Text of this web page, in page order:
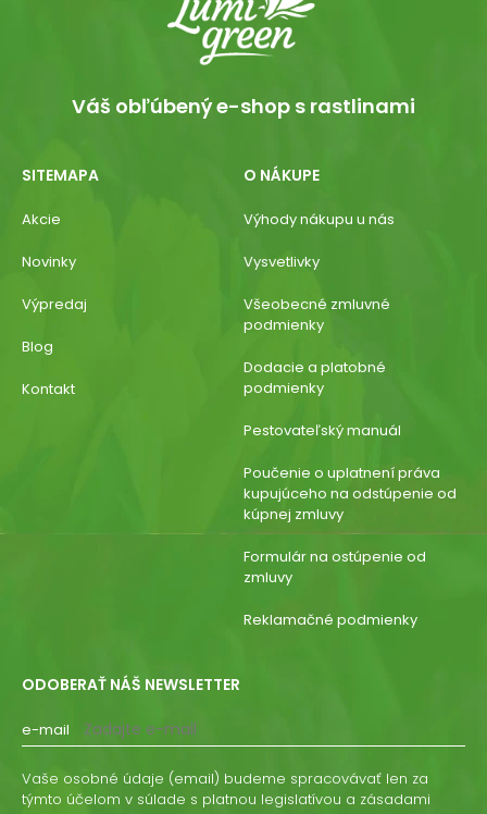
Váš obľúbený e-shop s rastlinami
SITEMAPA
Akcie
Novinky
Výpredaj
Blog
Kontakt
O NÁKUPE
Výhody nákupu u nás
Vysvetlivky
Všeobecné zmluvné
podmienky
Dodacie a platobné
podmienky
Pestovateľský manuál
Poučenie o uplatnení práva
kupujúceho na odstúpenie od
kúpnej zmluvy
Formulár na ostúpenie od
zmluvy
Reklamačné podmienky
ODOBERAŤ NÁŠ NEWSLETTER
e-mail
Vaše osobné údaje (email) budeme spracovávať len za
týmto účelom v súlade s platnou legislatívou a zásadami